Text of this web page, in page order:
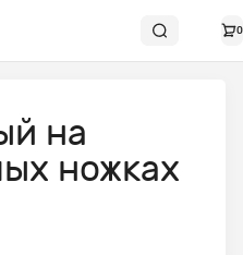
0
на
ножках